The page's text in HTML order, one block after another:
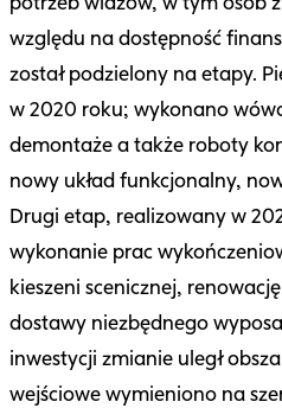
względu na dostępność
został podzielony na etapy.
w 2020 roku; wykonano
demontaże a także roboty
nowy układ funkcjonalny,
Drugi etap, realizowany w
wykonanie prac
kieszeni scenicznej,
dostawy niezbędnego
inwestycji zmianie uległ
wejściowe wymieniono na